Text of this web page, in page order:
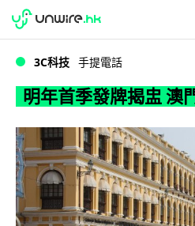
明年首季發牌揭盅
WWDC 2026
3C科技 手提電話
明年首季發牌揭盅 澳